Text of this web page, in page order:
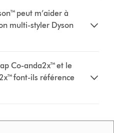
peut m’aider à
multi-styler Dyson
Co-anda2x™ et le
font-ils référence